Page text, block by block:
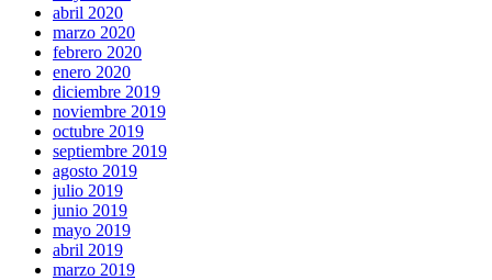
abril 2020
marzo 2020
febrero 2020
enero 2020
diciembre 2019
noviembre 2019
octubre 2019
septiembre 2019
agosto 2019
julio 2019
junio 2019
mayo 2019
abril 2019
marzo 2019